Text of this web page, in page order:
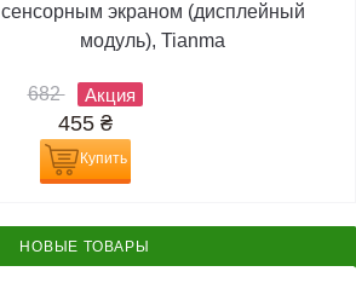
сенсорным экраном (дисплейный
модуль), Tianma
682 Акция
455 ₴
Купить
НОВЫЕ ТОВАРЫ